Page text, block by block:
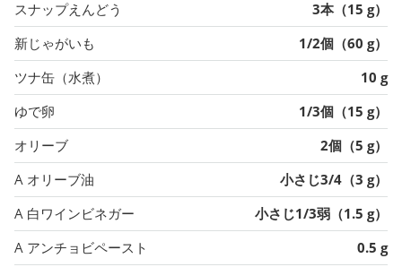
スナップえんどう
3本（15 g）
新じゃがいも
1/2個（60 g）
ツナ缶（水煮）
10 g
ゆで卵
1/3個（15 g）
オリーブ
2個（5 g）
A オリーブ油
小さじ3/4（3 g）
A 白ワインビネガー
小さじ1/3弱（1.5 g）
A アンチョビペースト
0.5 g